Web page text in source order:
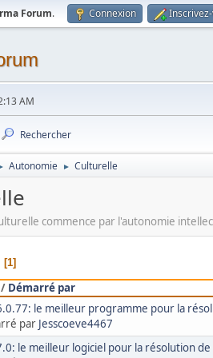
Forum. Connexion
AM
Rechercher
Autonomie ► Culturelle
commence par l'autonomie
1
/ Démarré par
le meilleur programme pour la
par Jesscoeve4467
le meilleur logiciel pour la résolution